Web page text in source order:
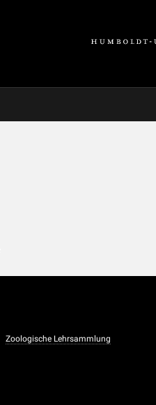
Zoologische Lehrsammlung